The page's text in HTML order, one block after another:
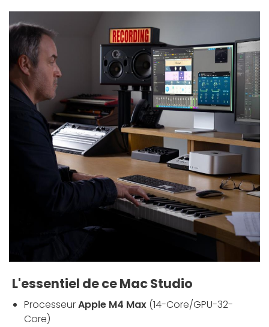
L'essentiel de ce Mac Studio
ProcesseurApple M4 Max (14-Core/GPU-32-
Core)